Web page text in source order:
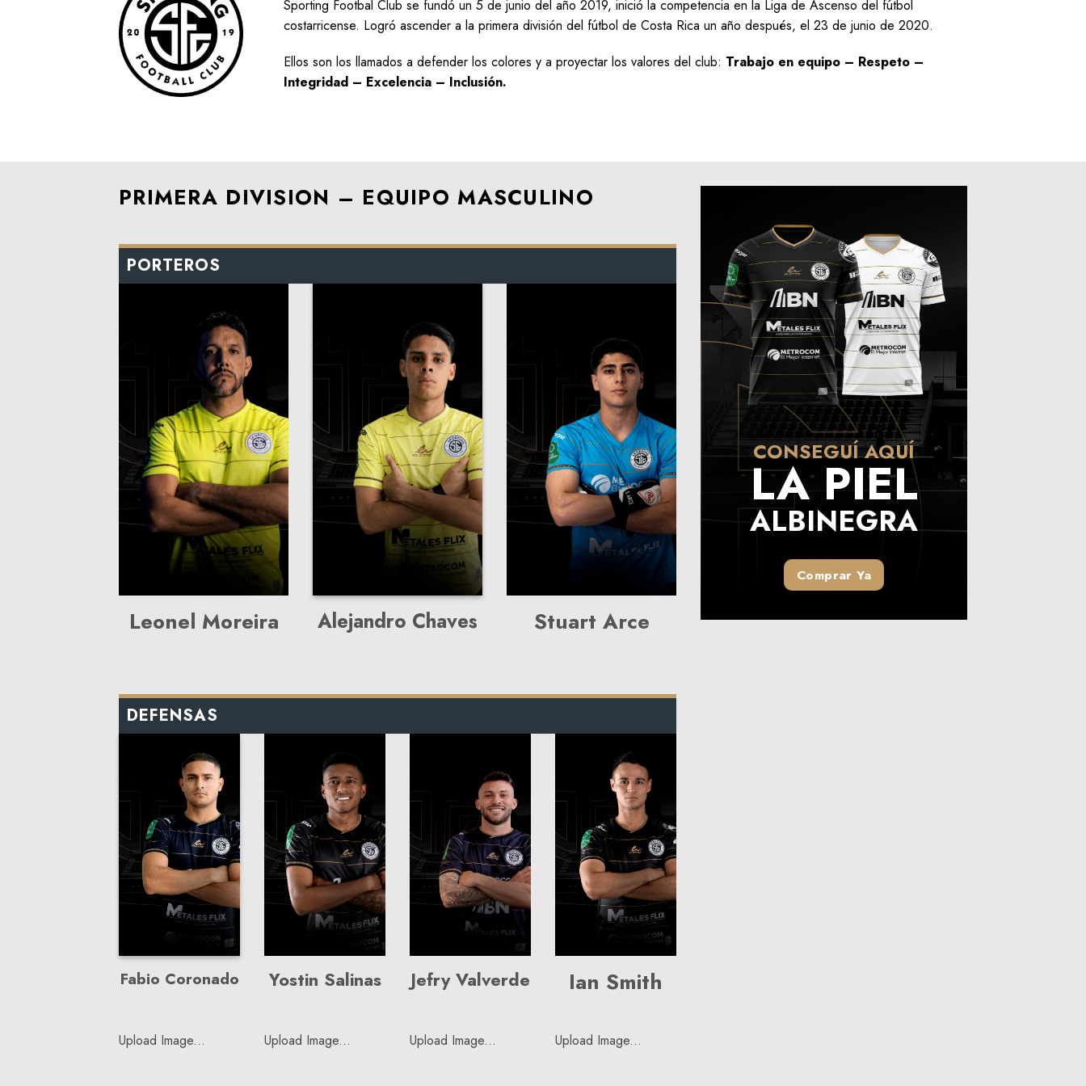
Sporting Footbal Club se fundó un 5 de junio del año 2019, inició la competencia en la Liga de Ascenso del fútbol
costarricense. Logró ascender a la primera división del fútbol de Costa Rica un año después, el 23 de junio de 2020.
Ellos son los llamados a defender los colores y a proyectar los valores del club: Trabajo en equipo – Respeto –
Integridad – Excelencia – Inclusión.
PRIMERA DIVISION – EQUIPO MASCULINO
PORTEROS
Leonel Moreira Alejandro Chaves Stuart Arce
DEFENSAS
Fabio Coronado Yostin Salinas Jefry Valverde Ian Smith
Upload Image... Upload Image... Upload Image... Upload Image...
CONSEGUÍ AQUÍ
LA PIEL
ALBINEGRA
Comprar Ya